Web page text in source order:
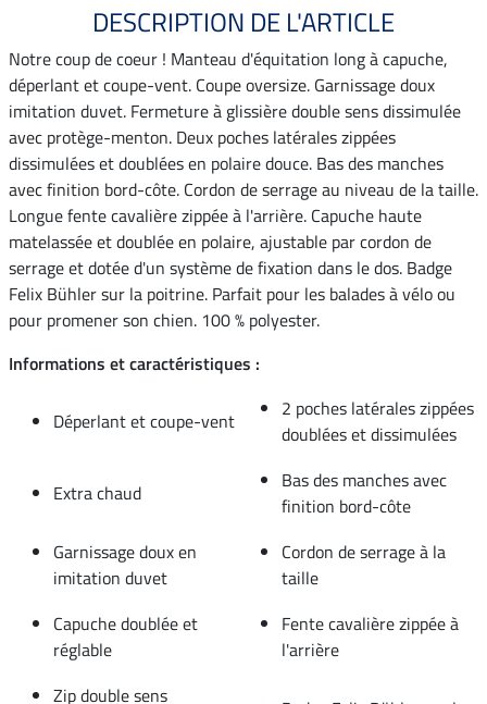
DESCRIPTION DE L'ARTICLE
Notre coup de coeur ! Manteau d'équitation long à capuche,
déperlant et coupe-vent. Coupe oversize. Garnissage doux
imitation duvet. Fermeture à glissière double sens dissimulée
avec protège-menton. Deux poches latérales zippées
dissimulées et doublées en polaire douce. Bas des manches
avec finition bord-côte. Cordon de serrage au niveau de la taille.
Longue fente cavalière zippée à l'arrière. Capuche haute
matelassée et doublée en polaire, ajustable par cordon de
serrage et dotée d'un système de fixation dans le dos. Badge
Felix Bühler sur la poitrine. Parfait pour les balades à vélo ou
pour promener son chien. 100 % polyester.
Informations et caractéristiques :
Déperlant et coupe-vent
2 poches latérales zippées
doublées et dissimulées
Extra chaud
Bas des manches avec
finition bord-côte
Garnissage doux en
imitation duvet
Cordon de serrage à la
taille
Capuche doublée et
réglable
Fente cavalière zippée à
l'arrière
Zip double sens